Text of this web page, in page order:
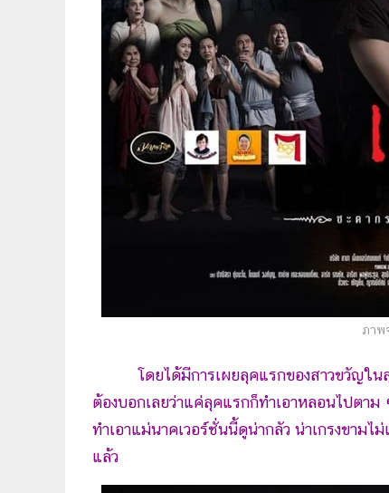
ภาพ
โดยได้มีการเผยลุคแรกของสาวขวัญใ
ต้องบอกเลยว่าแค่ลุคแรกก็ทำเอาหลอนไปตา
ทำเอาแม่นาคเวอร์ชั่นนี้ดูน่ากลัว น่าเกรงขาม
แล้ว